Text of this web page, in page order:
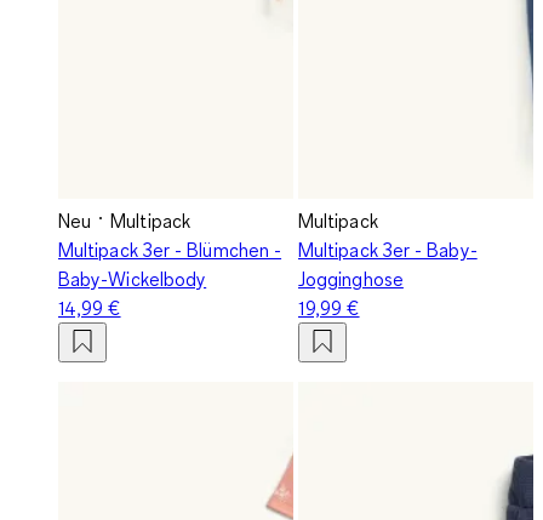
Neu
Multipack
Multipack 3er - Blümchen -
Baby-Wickelbody
14,99 €
Multipack
Multipack 3er - Baby-
Jogginghose
19,99 €